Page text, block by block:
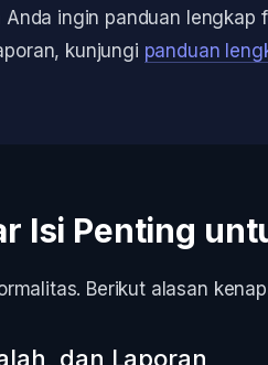
Anda ingin panduan lengkap
kunjungi panduan
Isi Penting
Berikut alasan
dan Laporan